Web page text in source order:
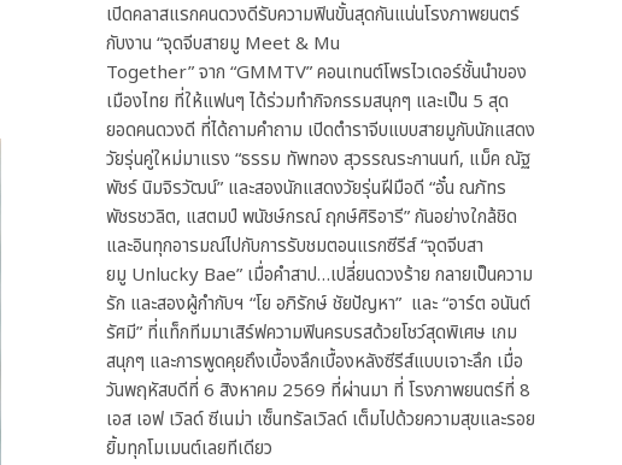
เปิดคลาสแรกคนดวงดีรับความฟินขั้นสุดกันแน่นโรงภาพยนตร์
กับงาน “จุดจีบสายมู Meet & Mu
Together” จาก “GMMTV” คอนเทนต์โพรไวเดอร์ชั้นนำของ
เมืองไทย ที่ให้แฟนๆ ได้ร่วมทำกิจกรรมสนุกๆ และเป็น 5 สุด
ยอดคนดวงดี ที่ได้ถามคำถาม เปิดตำราจีบแบบสายมูกับนักแสดง
วัยรุ่นคู่ใหม่มาแรง “ธรรม ทัพทอง สุวรรณระกานนท์, แม็ค ณัฐ
พัชร์ นิมจิรวัฒน์” และสองนักแสดงวัยรุ่นฝีมือดี “อั๋น ณภัทร
พัชรชวลิต, แสตมป์ พนัชษ์กรณ์ ฤกษ์ศิริอารี” กันอย่างใกล้ชิด
และอินทุกอารมณ์ไปกับการรับชมตอนแรกซีรีส์ “จุดจีบสา
ยมู Unlucky Bae” เมื่อคำสาป…เปลี่ยนดวงร้าย กลายเป็นความ
รัก และสองผู้กำกับฯ “โย อภิรักษ์ ชัยปัญหา” และ “อาร์ต อนันต์
รัศมี” ที่แท็กทีมมาเสิร์ฟความฟินครบรสด้วยโชว์สุดพิเศษ เกม
สนุกๆ และการพูดคุยถึงเบื้องลึกเบื้องหลังซีรีส์แบบเจาะลึก เมื่อ
วันพฤหัสบดีที่ 6 สิงหาคม 2569 ที่ผ่านมา ที่ โรงภาพยนตร์ที่ 8
เอส เอฟ เวิลด์ ซีเนม่า เซ็นทรัลเวิลด์ เต็มไปด้วยความสุขและรอย
ยิ้มทุกโมเมนต์เลยทีเดียว